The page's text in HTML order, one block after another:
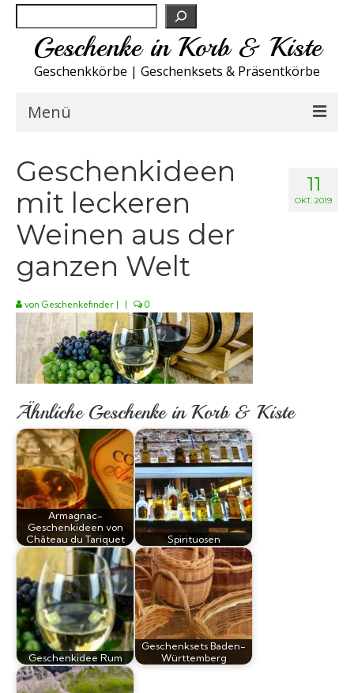
Geschenke in Korb & Kiste
Geschenkkörbe | Geschenksets & Präsentkörbe
Menü
Küche A-Z
NEU
Spirituosen
Sport
Wohnen
11
OKT. 2019
Geschenkideen
mit leckeren
Weinen aus der
ganzen Welt
von Geschenkefinder | | 0
Ähnliche Geschenke in Korb & Kiste
Armagnac-
Geschenkideen von
Château du Tariquet
Spirituosen
Geschenkidee Rum
Geschenksets Baden-
Württemberg